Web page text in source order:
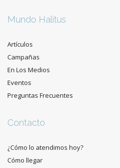
Mundo Halitus
Artículos
Campañas
En Los Medios
Eventos
Preguntas Frecuentes
Contacto
¿Cómo lo atendimos hoy?
Cómo llegar